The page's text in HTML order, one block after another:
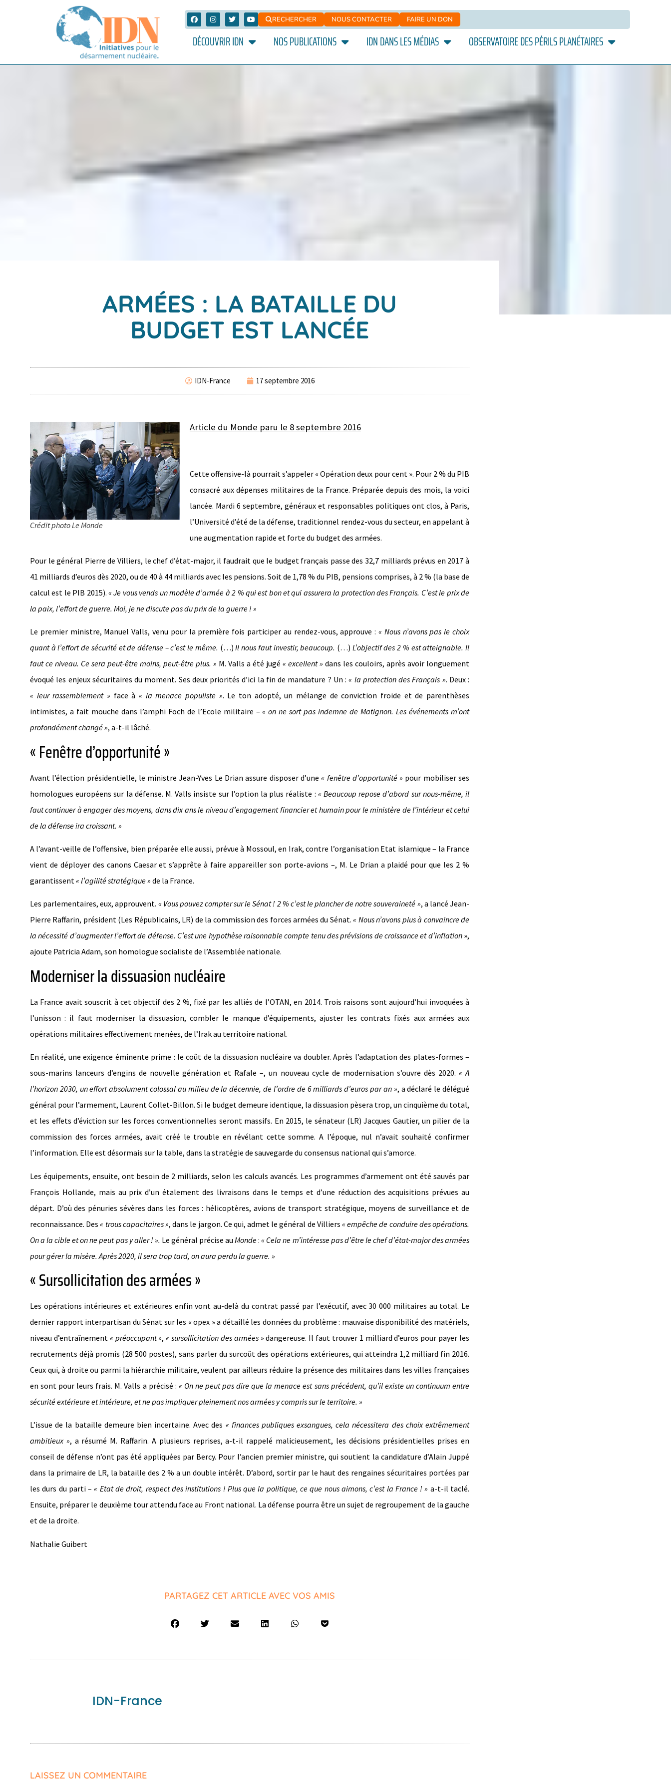
RECHERCHER NOUS CONTACTER FAIRE UN DON
DÉCOUVRIR IDN NOS PUBLICATIONS IDN DANS LES MÉDIAS OBSERVATOIRE DES PÉRILS PLANÉTAIRES
ARMÉES : LA BATAILLE DU
BUDGET EST LANCÉE
IDN-France 17 septembre 2016
Crédit photo Le Monde
Article du Monde paru le 8 septembre 2016
Cette offensive-là pourrait s’appeler « Opération deux pour cent ». Pour 2 % du PIB
consacré aux dépenses militaires de la France. Préparée depuis des mois, la voici
lancée. Mardi 6 septembre, généraux et responsables politiques ont clos, à Paris,
l’Université d’été de la défense, traditionnel rendez-vous du secteur, en appelant à
une augmentation rapide et forte du budget des armées.
Pour le général Pierre de Villiers, le chef d’état-major, il faudrait que le budget français passe des 32,7 milliards prévus en 2017 à
41 milliards d’euros dès 2020, ou de 40 à 44 milliards avec les pensions. Soit de 1,78 % du PIB, pensions comprises, à 2 % (la base de
calcul est le PIB 2015). « Je vous vends un modèle d’armée à 2 % qui est bon et qui assurera la protection des Français. C’est le prix de
la paix, l’effort de guerre. Moi, je ne discute pas du prix de la guerre ! »
Le premier ministre, Manuel Valls, venu pour la première fois participer au rendez-vous, approuve : « Nous n’avons pas le choix
quant à l’effort de sécurité et de défense – c’est le même. (…) Il nous faut investir, beaucoup. (…) L’objectif des 2 % est atteignable. Il
faut ce niveau. Ce sera peut-être moins, peut-être plus. » M. Valls a été jugé « excellent » dans les couloirs, après avoir longuement
évoqué les enjeux sécuritaires du moment. Ses deux priorités d’ici la fin de mandature ? Un :« la protection des Français ». Deux :
« leur rassemblement » face à« la menace populiste ». Le ton adopté, un mélange de conviction froide et de parenthèses
intimistes, a fait mouche dans l’amphi Foch de l’Ecole militaire –« on ne sort pas indemne de Matignon. Les événements m’ont
profondément changé », a-t-il lâché.
« Fenêtre d’opportunité »
Avant l’élection présidentielle, le ministre Jean-Yves Le Drian assure disposer d’une« fenêtre d’opportunité » pour mobiliser ses
homologues européens sur la défense. M. Valls insiste sur l’option la plus réaliste : « Beaucoup repose d’abord sur nous-même, il
faut continuer à engager des moyens, dans dix ans le niveau d’engagement financier et humain pour le ministère de l’intérieur et celui
de la défense ira croissant. »
A l’avant-veille de l’offensive, bien préparée elle aussi, prévue à Mossoul, en Irak, contre l’organisation Etat islamique – la France
vient de déployer des canons Caesar et s’apprête à faire appareiller son porte-avions –, M. Le Drian a plaidé pour que les 2 %
garantissent« l’agilité stratégique » de la France.
Les parlementaires, eux, approuvent. « Vous pouvez compter sur le Sénat ! 2 % c’est le plancher de notre souveraineté », a lancé Jean-
Pierre Raffarin, président (Les Républicains, LR) de la commission des forces armées du Sénat.« Nous n’avons plus à convaincre de
la nécessité d’augmenter l’effort de défense. C’est une hypothèse raisonnable compte tenu des prévisions de croissance et d’inflation »,
ajoute Patricia Adam, son homologue socialiste de l’Assemblée nationale.
Moderniser la dissuasion nucléaire
La France avait souscrit à cet objectif des 2 %, fixé par les alliés de l’OTAN, en 2014. Trois raisons sont aujourd’hui invoquées à
l’unisson : il faut moderniser la dissuasion, combler le manque d’équipements, ajuster les contrats fixés aux armées aux
opérations militaires effectivement menées, de l’Irak au territoire national.
En réalité, une exigence éminente prime : le coût de la dissuasion nucléaire va doubler. Après l’adaptation des plates-formes –
sous-marins lanceurs d’engins de nouvelle génération et Rafale –, un nouveau cycle de modernisation s’ouvre dès 2020. « A
l’horizon 2030, un effort absolument colossal au milieu de la décennie, de l’ordre de 6 milliards d’euros par an », a déclaré le délégué
général pour l’armement, Laurent Collet-Billon. Si le budget demeure identique, la dissuasion pèsera trop, un cinquième du total,
et les effets d’éviction sur les forces conventionnelles seront massifs. En 2015, le sénateur (LR) Jacques Gautier, un pilier de la
commission des forces armées, avait créé le trouble en révélant cette somme. A l’époque, nul n’avait souhaité confirmer
l’information. Elle est désormais sur la table, dans la stratégie de sauvegarde du consensus national qui s’amorce.
Les équipements, ensuite, ont besoin de 2 milliards, selon les calculs avancés. Les programmes d’armement ont été sauvés par
François Hollande, mais au prix d’un étalement des livraisons dans le temps et d’une réduction des acquisitions prévues au
départ. D’où des pénuries sévères dans les forces : hélicoptères, avions de transport stratégique, moyens de surveillance et de
reconnaissance. Des« trous capacitaires », dans le jargon. Ce qui, admet le général de Villiers« empêche de conduire des opérations.
On a la cible et on ne peut pas y aller ! ». Le général précise auMonde:« Cela ne m’intéresse pas d’être le chef d’état-major des armées
pour gérer la misère. Après 2020, il sera trop tard, on aura perdu la guerre. »
« Sursollicitation des armées »
Les opérations intérieures et extérieures enfin vont au-delà du contrat passé par l’exécutif, avec 30 000 militaires au total. Le
dernier rapport interpartisan du Sénat sur les « opex » a détaillé les données du problème : mauvaise disponibilité des matériels,
niveau d’entraînement « préoccupant »,« sursollicitation des armées »dangereuse. Il faut trouver 1 milliard d’euros pour payer les
recrutements déjà promis (28 500 postes), sans parler du surcoût des opérations extérieures, qui atteindra 1,2 milliard fin 2016.
Ceux qui, à droite ou parmi la hiérarchie militaire, veulent par ailleurs réduire la présence des militaires dans les villes françaises
en sont pour leurs frais. M. Valls a précisé : « On ne peut pas dire que la menace est sans précédent, qu’il existe un continuum entre
sécurité extérieure et intérieure, et ne pas impliquer pleinement nos armées y compris sur le territoire. »
L’issue de la bataille demeure bien incertaine. Avec des « finances publiques exsangues, cela nécessitera des choix extrêmement
ambitieux », a résumé M. Raffarin. A plusieurs reprises, a-t-il rappelé malicieusement, les décisions présidentielles prises en
conseil de défense n’ont pas été appliquées par Bercy. Pour l’ancien premier ministre, qui soutient la candidature d’Alain Juppé
dans la primaire de LR, la bataille des 2 % a un double intérêt. D’abord, sortir par le haut des rengaines sécuritaires portées par
les durs du parti –« Etat de droit, respect des institutions ! Plus que la politique, ce que nous aimons, c’est la France ! » a-t-il taclé.
Ensuite, préparer le deuxième tour attendu face au Front national. La défense pourra être un sujet de regroupement de la gauche
et de la droite.
Nathalie Guibert
PARTAGEZ CET ARTICLE AVEC VOS AMIS
IDN-France
LAISSEZ UN COMMENTAIRE